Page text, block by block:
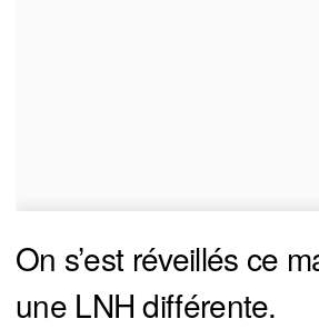
On s’est réveillés ce
une LNH différente.